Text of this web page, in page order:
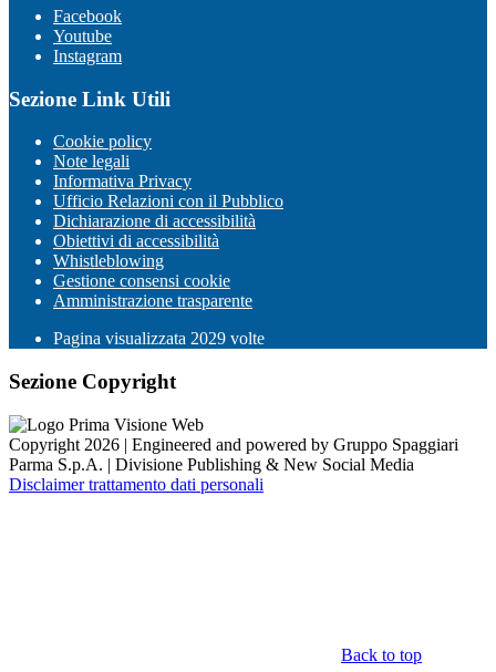
Facebook
Youtube
Instagram
Sezione Link Utili
Cookie policy
Note legali
Informativa Privacy
Ufficio Relazioni con il Pubblico
Dichiarazione di accessibilità
Obiettivi di accessibilità
Whistleblowing
Gestione consensi cookie
Amministrazione trasparente
Pagina visualizzata 2029 volte
Sezione Copyright
Copyright 2026 | Engineered and powered by Gruppo Spaggiari
Parma S.p.A. | Divisione Publishing & New Social Media
Disclaimer trattamento dati personali
Back to top